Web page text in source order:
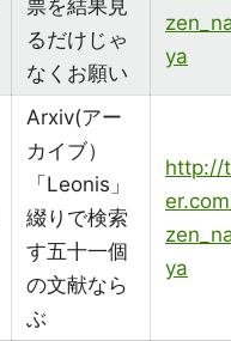
票を結果見
るだけじゃ
なくお願い
ya
Arxiv(アー
カイブ）
「Leonis」
綴りで検索
す五十一個
の文献なら
ぶ
http://
ya